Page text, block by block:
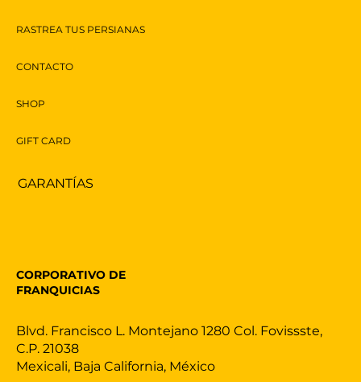
RASTREA TUS PERSIANAS
CONTACTO
SHOP
GIFT CARD
GARANTÍAS
Blvd. Francisco L. Montejano 1280 Col. Fovissste,
C.P. 21038
Mexicali, Baja California, México
CORPORATIVO DE
FRANQUICIAS